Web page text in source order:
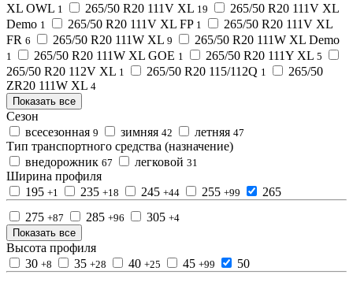
XL OWL 1 265/50 R20 111V XL 19
265/50 R20 111V XL
Demo 1 265/50 R20 111V XL FP 1
265/50 R20 111V XL
FR 6 265/50 R20 111W XL 9 265/50 R20 111W XL Demo
1 265/50 R20 111W XL GOE 1 265/50 R20 111Y XL 5
265/50 R20 112V XL 1 265/50 R20 115/112Q 1
265/50
ZR20 111W XL 4
Показать все
Сезон
всесезонная 9 зимняя 42 летняя 47
Тип транспортного средства (назначение)
внедорожник 67 легковой 31
Ширина профиля
195 +1 235 +18 245 +44 255 +99
265
275 +87 285 +96 305 +4
Показать все
Высота профиля
30 +8 35 +28 40 +25 45 +99
50